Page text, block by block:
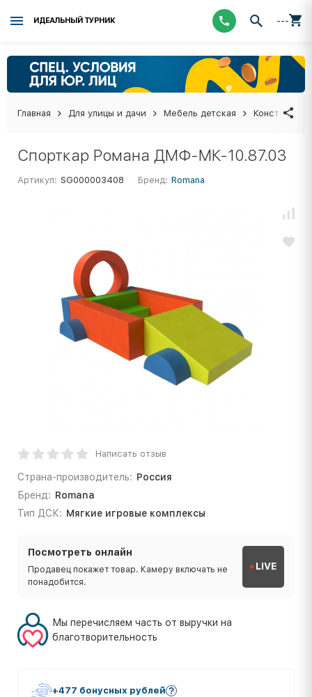
ИДЕАЛЬНЫЙ ТУРНИК ---
Главная Для улицы и дачи Мебель детская
Спорткар Романа ДМФ-МК-10.87.03
Артикул: SG000003408 Бренд: Romana
Написать отзыв
Страна-производитель: Россия
Бренд: Romana
Тип ДСК: Мягкие игровые комплексы
Посмотреть онлайн
Продавец покажет товар. Камеру включать не
понадобится.
LIVE
Мы перечисляем часть от выручки на
благотворительность
+477 бонусных рублей